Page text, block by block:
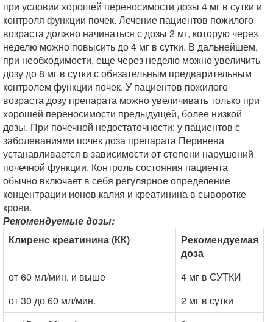
при условии хорошей переносимости дозы 4 мг в сутки и
контроля функции почек. Лечение пациентов пожилого
возраста должно начинаться с дозы 2 мг, которую через
неделю можно повысить до 4 мг в сутки. В дальнейшем,
при необходимости, еще через неделю можно увеличить
дозу до 8 мг в сутки с обязательным предварительным
контролем функции почек. У пациентов пожилого
возраста дозу препарата можно увеличивать только при
хорошей переносимости предыдущей, более низкой
дозы. При почечной недостаточности: у пациентов с
заболеваниями почек доза препарата Перинева
устанавливается в зависимости от степени нарушений
почечной функции. Контроль состояния пациента
обычно включает в себя регулярное определение
концентрации ионов калия и креатинина в сыворотке
крови.
Рекомендуемые дозы:
Клиренс креатинина (КК)
Рекомендуемая
доза
от 60 мл/мин. и выше
4 мг в СУТКИ
от 30 до 60 мл/мин.
2 мг в сутки